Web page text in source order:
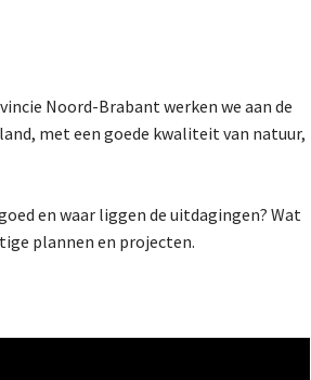
Noord-Brabant werken we aan de
met een goede kwaliteit van natuur,
en waar liggen de uitdagingen? Wat
plannen en projecten.